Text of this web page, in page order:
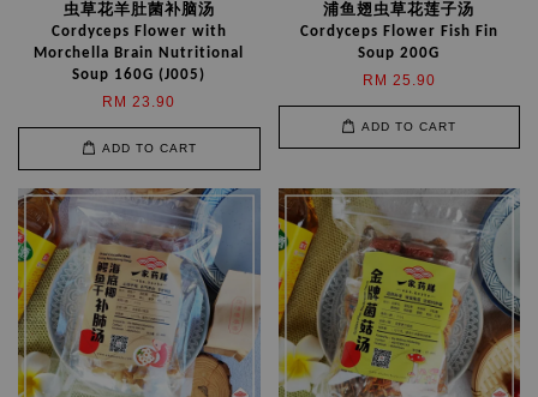
虫草花羊肚菌补脑汤
Cordyceps Flower with
Morchella Brain Nutritional
Soup 160G (J005)
RM 23.90
ADD TO CART
浦鱼翅虫草花莲子汤
Cordyceps Flower Fish Fin
Soup 200G
RM 25.90
ADD TO CART